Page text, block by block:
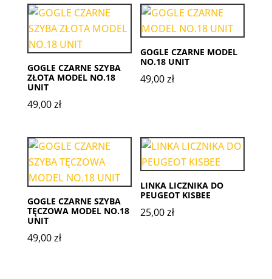
GOGLE CZARNE SZYBA
ZŁOTA MODEL NO.18
UNIT
49,00zł
GOGLE CZARNE MODEL
NO.18 UNIT
49,00zł
GOGLE CZARNE SZYBA
TĘCZOWA MODEL NO.18
UNIT
49,00zł
LINKA LICZNIKA DO
PEUGEOT KISBEE
25,00zł